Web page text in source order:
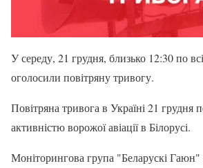
У середу, 21 грудня, близько 12:30 по
оголосили повітряну тривогу.
Повітряна тривога в Україні 21 грудня
активністю ворожої авіації в Білорусі.
Моніторингова група "Беларускі Гаюн"